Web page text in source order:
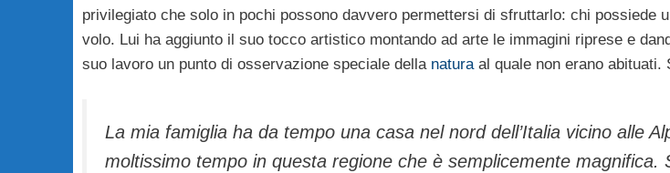
privilegiato che solo in pochi possono davvero permettersi di sfruttarlo: chi possiede
volo. Lui ha aggiunto il suo tocco artistico montando ad arte le immagini riprese e
suo lavoro un punto di osservazione speciale della naturaal quale non erano abituati.
La mia famiglia ha da tempo una casa nel nord dell’Italia vicino alle
moltissimo tempo in questa regione che è semplicemente magnifica.